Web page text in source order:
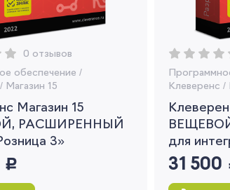
0 отзывов
обеспечение /
/ Магазин 15
Магазин 15
РАСШИРЕННЫЙ
3»
руб.
Клеверенс /
для
31 500
Я согласен на обработку моих
персональных данных